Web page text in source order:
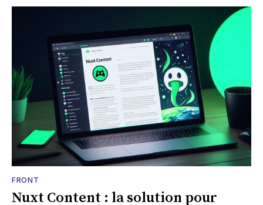
FRONT
Nuxt Content : la solution pour